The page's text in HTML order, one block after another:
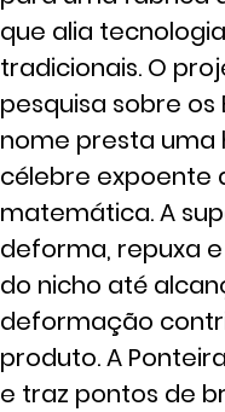
que alia
tradicionais. O
pesquisa sobre os
nome presta uma
célebre expoente
matemática. A
deforma, repuxa
do nicho até
deformação
produto. A
e traz pontos de